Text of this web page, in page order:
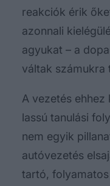
reakciók érik
azonnali
agyukat – a
váltak számukra
A vezetés
lassú tanulási
nem egyik
autóvezetés
tartó,